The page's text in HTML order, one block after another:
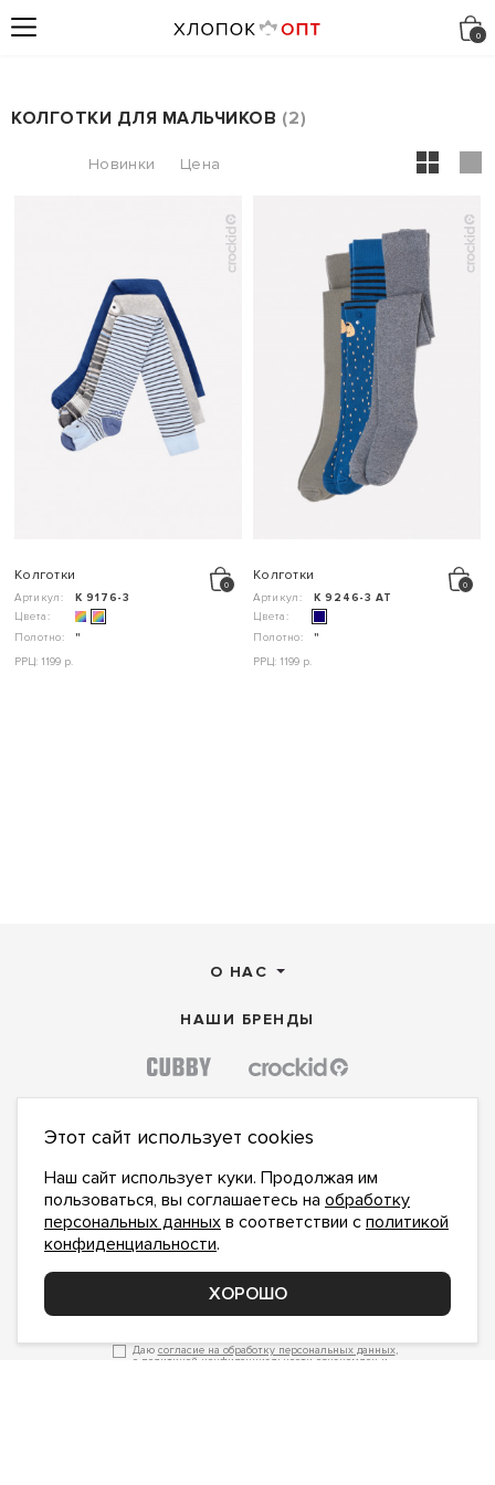
КОЛГОТКИ ДЛЯ МАЛЬЧИКОВ 2
Колготки
Артикул:
К 9176-3
Цвета:
Полотно:
"
РРЦ: 1199 р.
Колготки
Артикул:
К 9246-3 АТ
Цвета:
Полотно:
"
РРЦ: 1199 р.
О НАС
НАШИ БРЕНДЫ
ПОДПИСАТЬСЯ НА НОВОСТИ:
Даю согласие на обработку персональных данных,
с политикой конфиденциальности ознакомлен и
Этот сайт использует cookies
Наш сайт использует куки. Продолжая им
пользоваться, вы соглашаетесь на обработку
персональных данных в соответствии с политикой
конфиденциальности.
ХОРОШО